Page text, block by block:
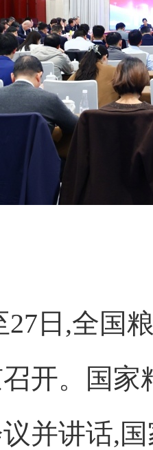
27日,全国
开。国家
并讲话,